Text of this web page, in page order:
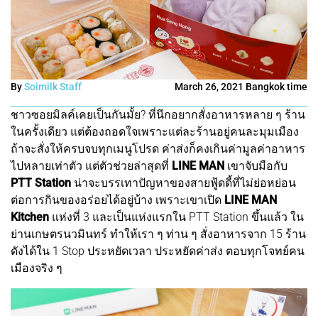
BySoimilk Staff March 26, 2021 Bangkok time
ชาวซอยมิลค์เคยเป็นกันมั้ย? ที่นึกอยากสั่งอาหารหลาย ๆ ร้าน
ในครั้งเดียว แต่ต้องถอดใจเพราะแต่ละร้านอยู่คนละมุมเมือง
ถ้าจะสั่งให้ครบจบทุกเมนูโปรด ค่าส่งก็คงเกินค่ามูลค่าอาหาร
ไปหลายเท่าตัว แต่ตัวช่วยล่าสุดที่ LINE MAN เขาจับมือกับ
PTT Station น่าจะบรรเทาปัญหาของสายฟู้ดดี้ที่ไม่ย่อหย่อน
ต่อการกินของอร่อยได้อยู่บ้าง เพราะเขาเปิด LINE MAN
Kitchen แห่งที่ 3 และเป็นแห่งแรกใน PTT Station ขึ้นแล้ว ใน
ย่านเกษตรนวมินทร์ ทำให้เรา ๆ ท่าน ๆ สั่งอาหารจาก 15 ร้าน
ดังได้ใน 1 Stop ประหยัดเวลา ประหยัดค่าส่ง ตอบทุกโจทย์คน
เมืองจริง ๆ